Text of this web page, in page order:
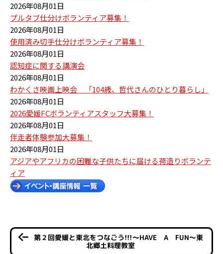
2026年08月01日
プルタブ仕分けボランティア募集！
2026年08月01日
使用済み切手仕分けボランティア募集！
2026年08月01日
認知症に関する講演会
2026年08月01日
わかくさ映画上映会 「104歳、哲代さんのひとり暮らし」
2026年08月01日
2026愛媛FCボランティアスタッフ大募集！
2026年08月01日
伴走者体験参加大募集！
2026年08月01日
アジアやアフリカの困難な子供たちに届ける荷造りボランテ
ィア
第２回愛媛と東北をつなごう!!!～HAVE A FUN～東
北郷土料理教室